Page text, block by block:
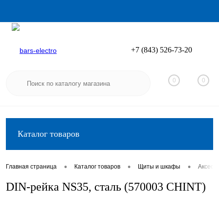
Вход
+7 (843) 526-73-20
0 0
Каталог товаров
Главная страница • Каталог товаров • Щиты и шкафы •
DIN-рейка NS35, сталь (570003 CHINT)